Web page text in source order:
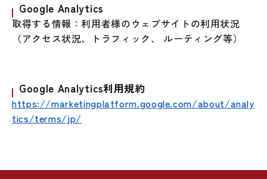
Google Analytics
取得する情報：利用者様のウェブサイトの利用状況
（アクセス状況、トラフィック、 ルーティング等）
Google Analytics利用規約
https://marketingplatform.google.com/about/analy
tics/terms/jp/